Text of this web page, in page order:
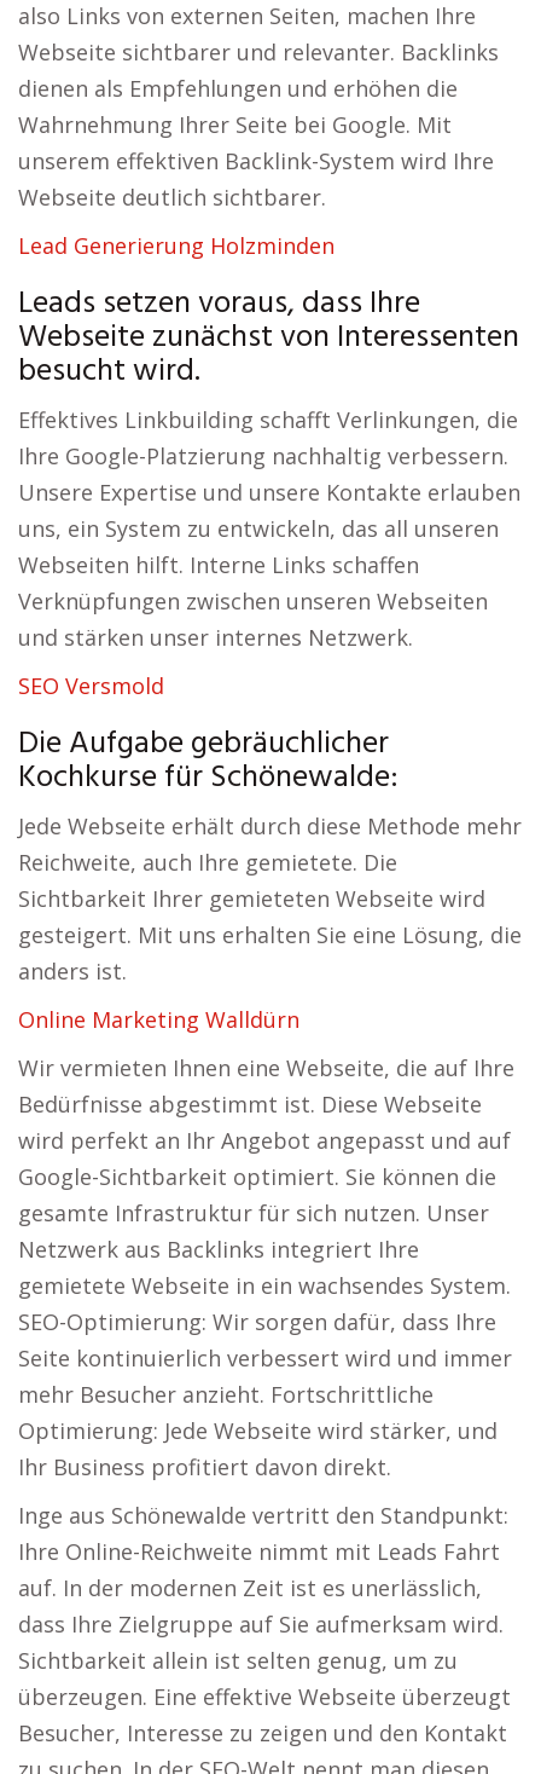
also Links von externen Seiten, machen Ihre
Webseite sichtbarer und relevanter. Backlinks
dienen als Empfehlungen und erhöhen die
Wahrnehmung Ihrer Seite bei Google. Mit
unserem effektiven Backlink-System wird Ihre
Webseite deutlich sichtbarer.
Lead Generierung Holzminden
Leads setzen voraus, dass Ihre
Webseite zunächst von Interessenten
besucht wird.
Effektives Linkbuilding schafft Verlinkungen, die
Ihre Google-Platzierung nachhaltig verbessern.
Unsere Expertise und unsere Kontakte erlauben
uns, ein System zu entwickeln, das all unseren
Webseiten hilft. Interne Links schaffen
Verknüpfungen zwischen unseren Webseiten
und stärken unser internes Netzwerk.
SEO Versmold
Die Aufgabe gebräuchlicher
Kochkurse für Schönewalde:
Jede Webseite erhält durch diese Methode mehr
Reichweite, auch Ihre gemietete. Die
Sichtbarkeit Ihrer gemieteten Webseite wird
gesteigert. Mit uns erhalten Sie eine Lösung, die
anders ist.
Online Marketing Walldürn
Wir vermieten Ihnen eine Webseite, die auf Ihre
Bedürfnisse abgestimmt ist. Diese Webseite
wird perfekt an Ihr Angebot angepasst und auf
Google-Sichtbarkeit optimiert. Sie können die
gesamte Infrastruktur für sich nutzen. Unser
Netzwerk aus Backlinks integriert Ihre
gemietete Webseite in ein wachsendes System.
SEO-Optimierung: Wir sorgen dafür, dass Ihre
Seite kontinuierlich verbessert wird und immer
mehr Besucher anzieht. Fortschrittliche
Optimierung: Jede Webseite wird stärker, und
Ihr Business profitiert davon direkt.
Inge aus Schönewalde vertritt den Standpunkt:
Ihre Online-Reichweite nimmt mit Leads Fahrt
auf. In der modernen Zeit ist es unerlässlich,
dass Ihre Zielgruppe auf Sie aufmerksam wird.
Sichtbarkeit allein ist selten genug, um zu
überzeugen. Eine effektive Webseite überzeugt
Besucher, Interesse zu zeigen und den Kontakt